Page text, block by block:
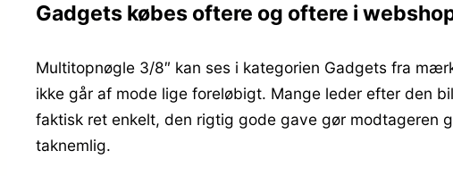
Gadgets købes oftere og oftere i
Multitopnøgle 3/8″ kan ses i kategorien Gadgets fra
ikke går af mode lige foreløbigt. Mange leder efter den
faktisk ret enkelt, den rigtig gode gave gør modtageren
taknemlig.